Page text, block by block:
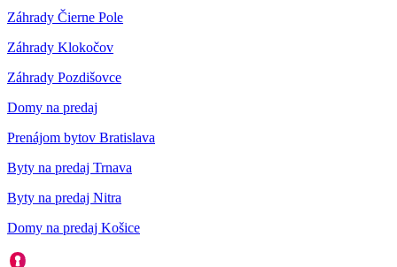
Záhrady Čierne Pole
Záhrady Klokočov
Záhrady Pozdišovce
Domy na predaj
Prenájom bytov Bratislava
Byty na predaj Trnava
Byty na predaj Nitra
Domy na predaj Košice